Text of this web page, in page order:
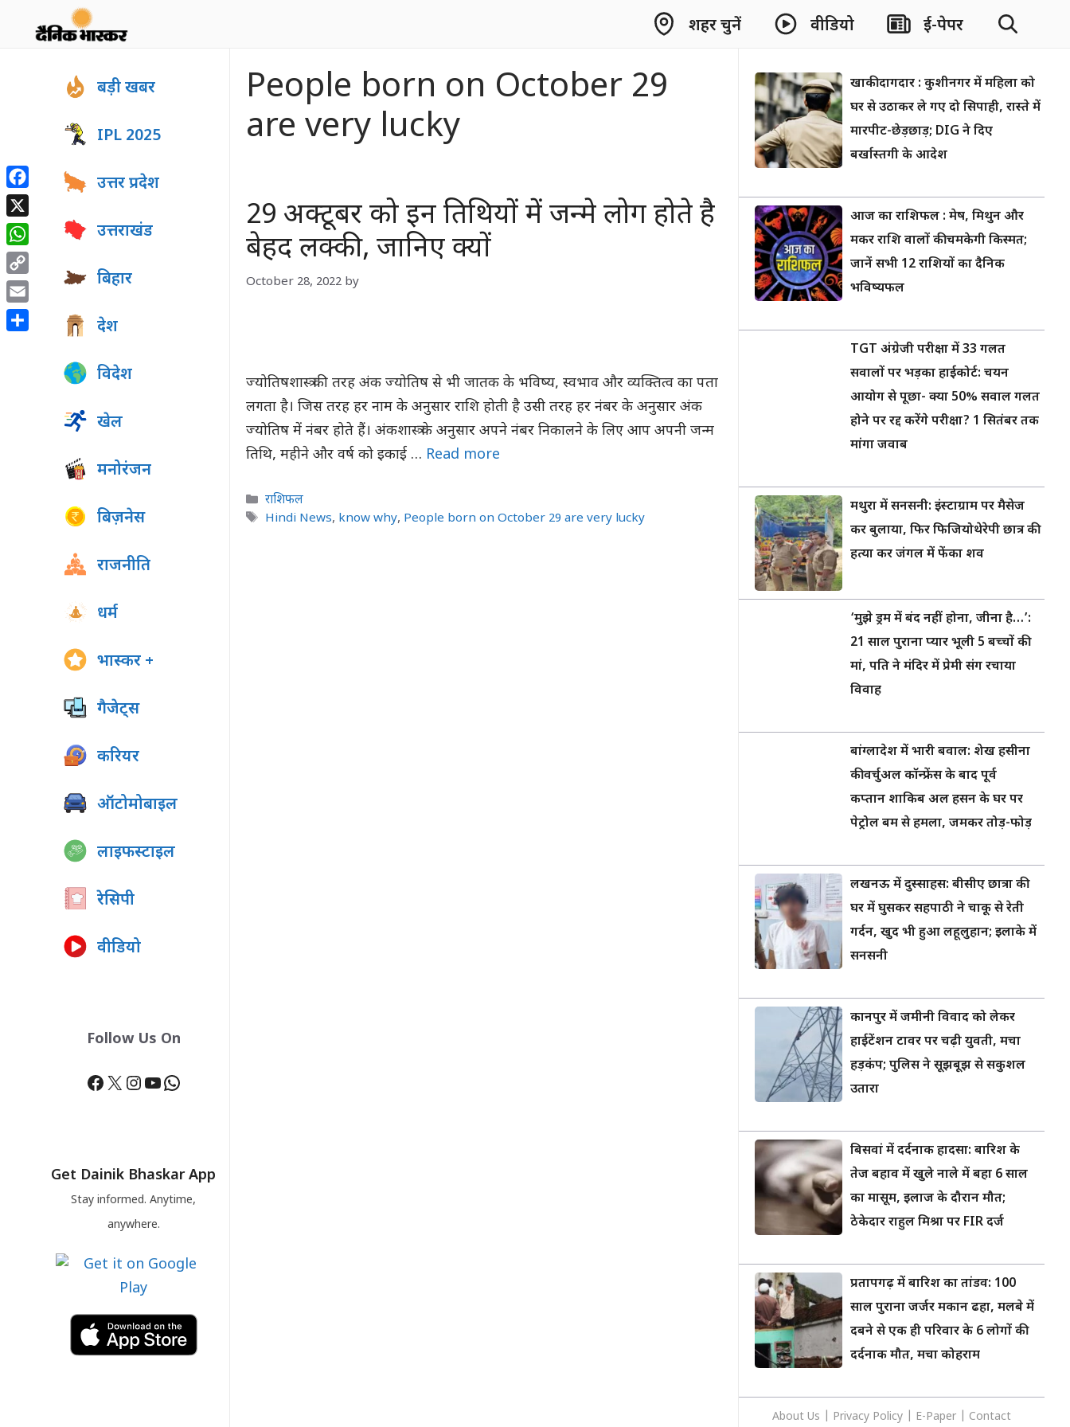
शहर चुनें वीडियो ई-पेपर
People born on October 29
are very lucky
29 अक्टूबर को इन तिथियों में जन्मे लोग होते है
बेहद लक्की, जानिए क्यों
October 28, 2022 by
ज्योतिषशास्त्र की तरह अंक ज्योतिष से भी जातक के भविष्य, स्वभाव और व्यक्तित्व का पता
लगता है। जिस तरह हर नाम के अनुसार राशि होती है उसी तरह हर नंबर के अनुसार अंक
ज्योतिष में नंबर होते हैं। अंकशास्त्र के अनुसार अपने नंबर निकालने के लिए आप अपनी जन्म
तिथि, महीने और वर्ष को इकाई … Read more
Categories
राशिफल
Tags
Hindi News, know why, People born on October 29 are very lucky
बड़ी खबर
IPL 2025
उत्तर प्रदेश
उत्तराखंड
बिहार
देश
विदेश
खेल
मनोरंजन
बिज़नेस
राजनीति
धर्म
भास्कर +
गैजेट्स
करियर
ऑटोमोबाइल
लाइफस्टाइल
रेसिपी
वीडियो
Follow Us On
Facebook
X Instagram
YouTube
WhatsApp
Get Dainik Bhaskar App
Stay informed. Anytime,
anywhere.
खाकी दागदार : कुशीनगर में महिला को
घर से उठाकर ले गए दो सिपाही, रास्ते में
मारपीट-छेड़छाड़; DIG ने दिए
बर्खास्तगी के आदेश
आज का राशिफल : मेष, मिथुन और
मकर राशि वालों की चमकेगी किस्मत;
जानें सभी 12 राशियों का दैनिक
भविष्यफल
TGT अंग्रेजी परीक्षा में 33 गलत
सवालों पर भड़का हाईकोर्ट: चयन
आयोग से पूछा- क्या 50% सवाल गलत
होने पर रद्द करेंगे परीक्षा? 1 सितंबर तक
मांगा जवाब
मथुरा में सनसनी: इंस्टाग्राम पर मैसेज
कर बुलाया, फिर फिजियोथेरेपी छात्र की
हत्या कर जंगल में फेंका शव
‘मुझे ड्रम में बंद नहीं होना, जीना है…’:
21 साल पुराना प्यार भूली 5 बच्चों की
मां, पति ने मंदिर में प्रेमी संग रचाया
विवाह
बांग्लादेश में भारी बवाल: शेख हसीना
की वर्चुअल कॉन्फ्रेंस के बाद पूर्व
कप्तान शाकिब अल हसन के घर पर
पेट्रोल बम से हमला, जमकर तोड़-फोड़
लखनऊ में दुस्साहस: बीसीए छात्रा की
घर में घुसकर सहपाठी ने चाकू से रेती
गर्दन, खुद भी हुआ लहूलुहान; इलाके में
सनसनी
कानपुर में जमीनी विवाद को लेकर
हाईटेंशन टावर पर चढ़ी युवती, मचा
हड़कंप; पुलिस ने सूझबूझ से सकुशल
उतारा
बिसवां में दर्दनाक हादसा: बारिश के
तेज बहाव में खुले नाले में बहा 6 साल
का मासूम, इलाज के दौरान मौत;
ठेकेदार राहुल मिश्रा पर FIR दर्ज
प्रतापगढ़ में बारिश का तांडव: 100
साल पुराना जर्जर मकान ढहा, मलबे में
दबने से एक ही परिवार के 6 लोगों की
दर्दनाक मौत, मचा कोहराम
About Us Privacy Policy E-Paper Contact
Facebook
X
WhatsApp
Copy
Link
Email